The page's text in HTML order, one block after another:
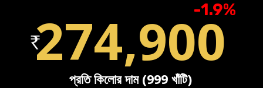
274,900
প্রতি কিলোর দাম (999 খাঁটি)
-1.9%